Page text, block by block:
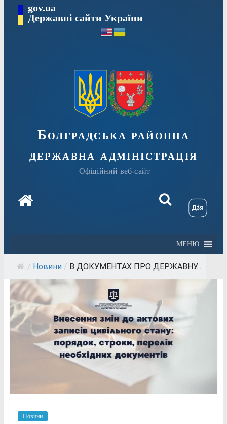
Перейтиgov.ua
Державні сайти України
Болградська районна
державна адміністрація
Офіційний веб-сайт
МЕНЮ
/ Новини / В ДОКУМЕНТАХ ПРО ДЕРЖАВНУ...
Новини